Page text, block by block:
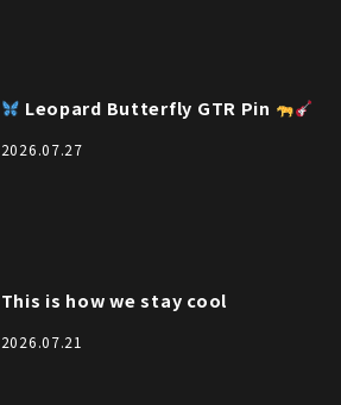
Leopard Butterfly GTR Pin
2026.07.27
This is how we stay cool
2026.07.21